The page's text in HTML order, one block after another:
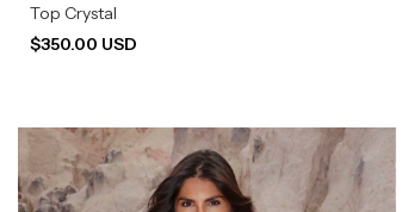
Top Crystal
$350.00 USD